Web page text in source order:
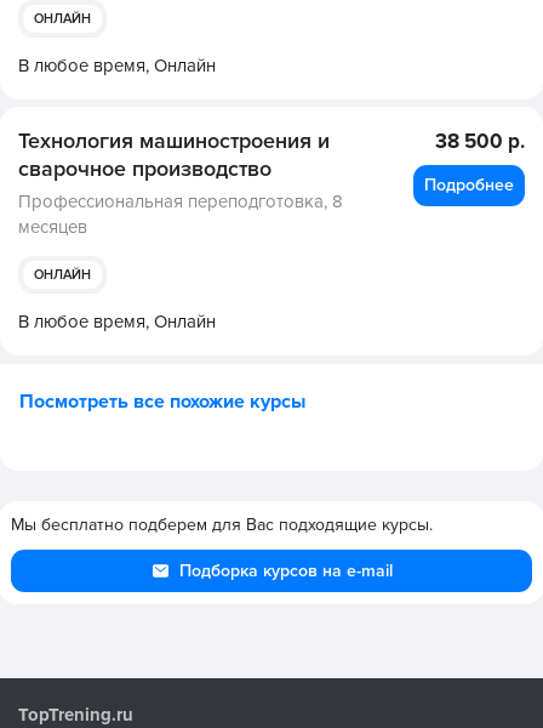
ОНЛАЙН
В любое время, Онлайн
Технология машиностроения и
сварочное производство
Профессиональная переподготовка, 8
месяцев
ОНЛАЙН
В любое время, Онлайн
38 500 р.
Подробнее
Посмотреть все похожие курсы
Мы бесплатно подберем для Вас подходящие курсы.
Подборка курсов на e-mail
TopTrening.ru